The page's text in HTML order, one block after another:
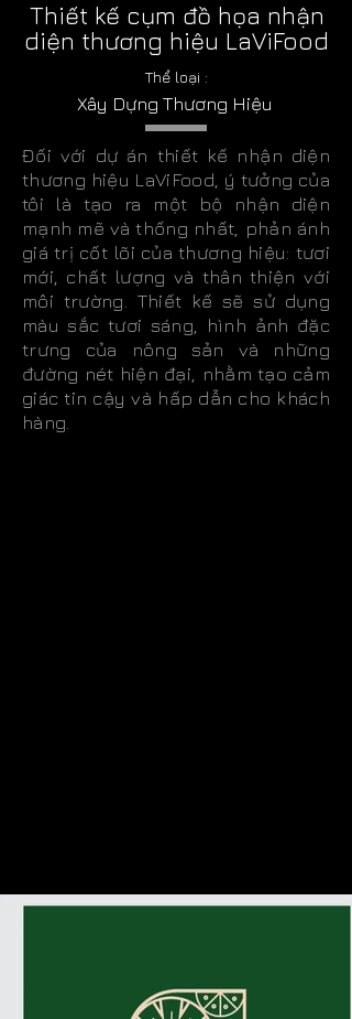
Thiết kế cụm đồ họa nhận
diện thương hiệu LaViFood
Thể loại :
Xây Dựng Thương Hiệu
Đối với dự án thiết kế nhận diện
thương hiệu LaViFood, ý tưởng của
tôi là tạo ra một bộ nhận diện
mạnh mẽ và thống nhất, phản ánh
giá trị cốt lõi của thương hiệu: tươi
mới, chất lượng và thân thiện với
môi trường. Thiết kế sẽ sử dụng
màu sắc tươi sáng, hình ảnh đặc
trưng của nông sản và những
đường nét hiện đại, nhằm tạo cảm
giác tin cậy và hấp dẫn cho khách
hàng.